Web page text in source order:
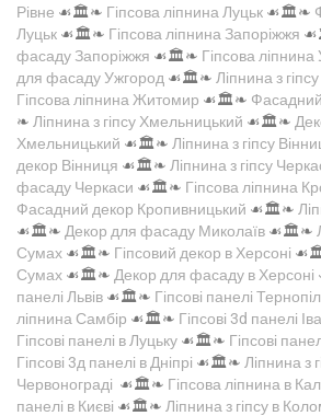
Рівне ☙🏛️❧ Гіпсова ліпнина Луцьк ☙🏛️❧
Луцьк ☙🏛️❧ Гіпсова ліпнина Запоріжжя
фасаду Запоріжжя ☙🏛️❧ Гіпсова
для фасаду Ужгород ☙🏛️❧ Ліпнина з
Гіпсова ліпнина Житомир ☙🏛️❧
❧ Ліпнина з гіпсу Хмельницький ☙🏛️❧
Хмельницький ☙🏛️❧ Ліпнина з гіпсу
декор Вінниця ☙🏛️❧ Ліпнина з гіпсу
фасаду Черкаси ☙🏛️❧ Гіпсова ліпнина
Фасадний декор Кропивницький ☙🏛️❧
☙🏛️❧ Декор для фасаду Миколаїв ☙🏛️❧
Сумах ☙🏛️❧ Гіпсовий декор в Херсоні
Сумах ☙🏛️❧ Декор для фасаду в Херсоні
панелі Львів ☙🏛️❧ Гіпсові панелі
ліпнина Самбір ☙🏛️❧ Гіпсові 3d панелі
Гіпсові панелі в Луцьку ☙🏛️❧ Гіпсові
Гіпсові 3д панелі в Дніпрі ☙🏛️❧ Ліпнина з
Червонограді ☙🏛️❧ Гіпсова ліпнина в
панелі в Києві ☙🏛️❧ Ліпнина з гіпсу в